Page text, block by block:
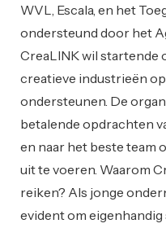
WVL, Escala, en het
ondersteund door het
CreaLINK wil startende
creatieve industrieën
ondersteunen. De
betalende opdrachten
en naar het beste team
uit te voeren. Waarom
reiken? Als jonge
evident om